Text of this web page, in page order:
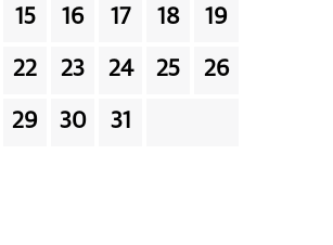
15 16 17 18 19
22 23 24 25 26
29 30 31